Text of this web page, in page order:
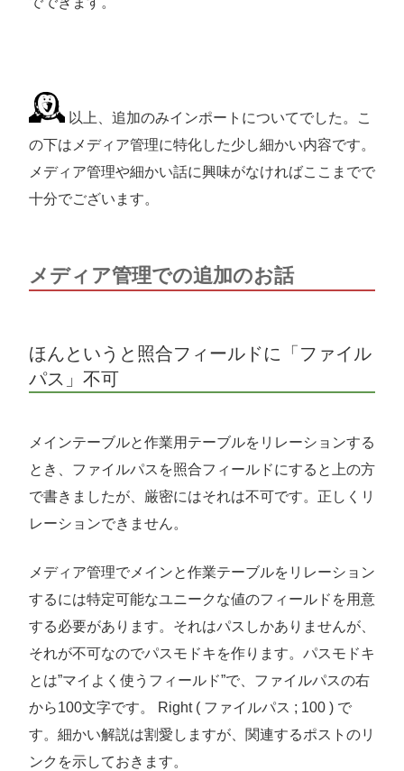
以上、追加のみインポートについてでした。こ
の下はメディア管理に特化した少し細かい内容です。
メディア管理や細かい話に興味がなければここまでで
十分でございます。
メディア管理での追加のお話
ほんというと照合フィールドに「ファイル
パス」不可
メインテーブルと作業用テーブルをリレーションする
とき、ファイルパスを照合フィールドにすると上の方
で書きましたが、厳密にはそれは不可です。正しくリ
レーションできません。
メディア管理でメインと作業テーブルをリレーション
するには特定可能なユニークな値のフィールドを用意
する必要があります。それはパスしかありませんが、
それが不可なのでパスモドキを作ります。パスモドキ
とは”マイよく使うフィールド”で、ファイルパスの右
から100文字です。 Right ( ファイルパス ; 100 ) で
す。細かい解説は割愛しますが、関連するポストのリ
ンクを示しておきます。